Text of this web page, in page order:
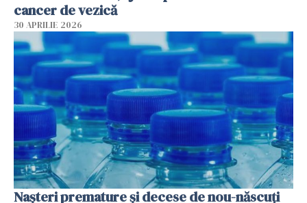
cancer de vezică
30 APRILIE 2026
Nașteri premature și decese de nou-născuți